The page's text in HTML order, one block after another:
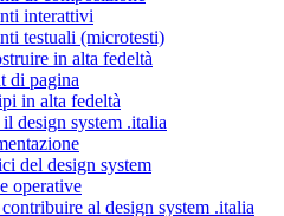
interattivi
testuali (microtesti)
in alta fedeltà
di pagina
in alta fedeltà
design system .italia
del design system
operative
al design system .italia